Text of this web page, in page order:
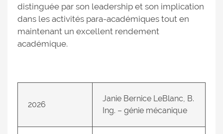
distinguée par son leadership et son implication
dans les activités para-académiques tout en
maintenant un excellent rendement
académique.
2026
Janie Bernice LeBlanc, B.
Ing. – génie mécanique